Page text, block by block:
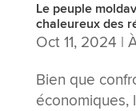
Le peuple
chaleureux des
Oct 11, 2024 |
Bien que
économiques,